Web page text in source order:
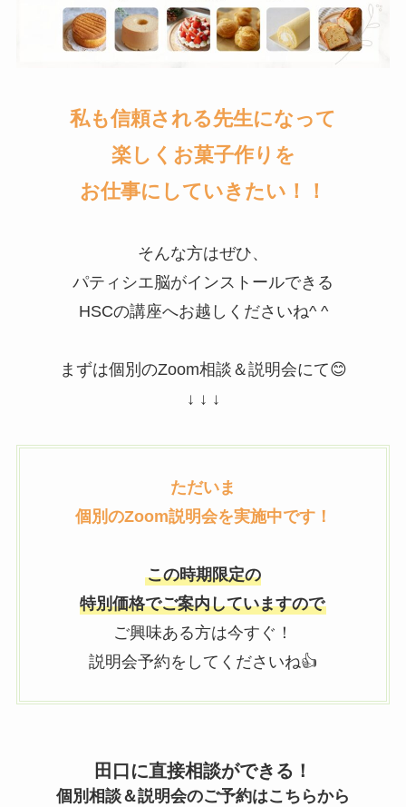
私も信頼される先生になって
楽しくお菓子作りを
お仕事にしていきたい！！
そんな方はぜひ、
パティシエ脳がインストールできる
HSCの講座へお越しくださいね^ ^
まずは個別のZoom相談＆説明会にて😊
↓ ↓ ↓
ただいま
個別のZoom説明会を実施中です！
この時期限定の
特別価格でご案内していますので
ご興味ある方は今すぐ！
説明会予約をしてくださいね👍
田口に直接相談ができる！
個別相談＆説明会のご予約はこちらから